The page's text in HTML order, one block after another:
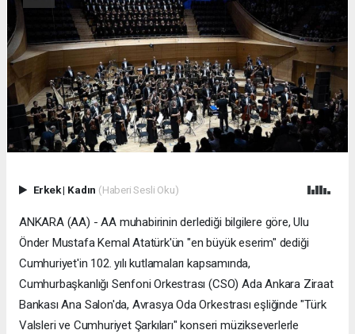
Erkek| Kadın (Haberi Sesli Oku)
ANKARA (AA) - AA muhabirinin derlediği bilgilere göre, Ulu
Önder Mustafa Kemal Atatürk'ün "en büyük eserim" dediği
Cumhuriyet'in 102. yılı kutlamaları kapsamında,
Cumhurbaşkanlığı Senfoni Orkestrası (CSO) Ada Ankara Ziraat
Bankası Ana Salon'da, Avrasya Oda Orkestrası eşliğinde "Türk
Valsleri ve Cumhuriyet Şarkıları" konseri müzikseverlerle